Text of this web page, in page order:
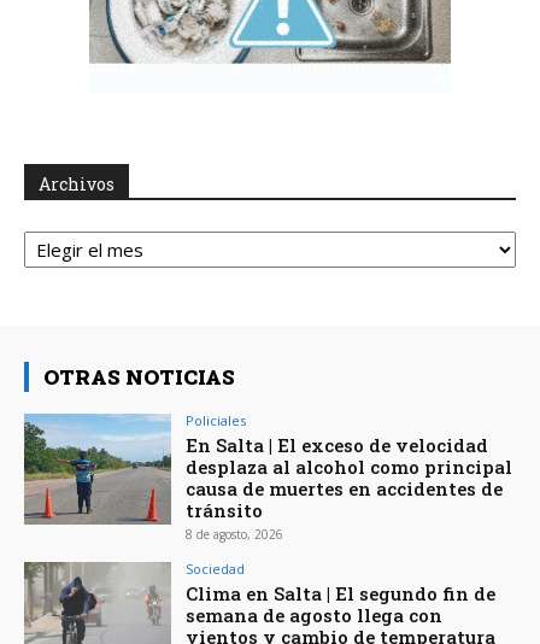
Archivos
Archivos
OTRAS NOTICIAS
Policiales
En Salta | El exceso de velocidad
desplaza al alcohol como principal
causa de muertes en accidentes de
tránsito
8 de agosto, 2026
Sociedad
Clima en Salta | El segundo fin de
semana de agosto llega con
vientos y cambio de temperatura